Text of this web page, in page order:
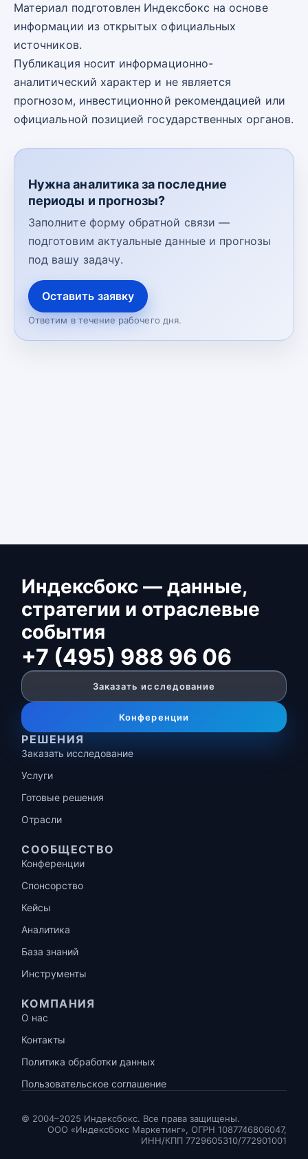
Материал подготовлен Индексбокс на основе
информации из открытых официальных
источников.
Публикация носит информационно-
аналитический характер и не является
прогнозом, инвестиционной рекомендацией или
официальной позицией государственных органов.
Нужна аналитика за последние
периоды и прогнозы?
Заполните форму обратной связи —
подготовим актуальные данные и прогнозы
под вашу задачу.
Оставить заявку
Ответим в течение рабочего дня.
Индексбокс — данные,
стратегии и отраслевые
события
+7 (495) 988 96 06
Заказать исследование
Конференции
РЕШЕНИЯ
Заказать исследование
Услуги
Готовые решения
Отрасли
СООБЩЕСТВО
Конференции
Спонсорство
Кейсы
Аналитика
База знаний
Инструменты
КОМПАНИЯ
О нас
Контакты
Политика обработки данных
Пользовательское соглашение
© 2004–2025 Индексбокс. Все права защищены.
ООО «Индексбокс Маркетинг», ОГРН 1087746806047,
ИНН/КПП 7729605310/772901001